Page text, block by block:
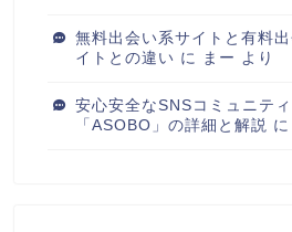
無料出会い系サイトと有料
イトとの違い に まー より
安心安全なSNSコミュニティ
「ASOBO」の詳細と解説 に